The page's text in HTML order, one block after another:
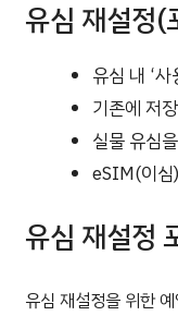
유심 재설정(
유심 내 ‘
기존에 저
실물 유심
eSIM(이심
유심 재설정
유심 재설정을 위한